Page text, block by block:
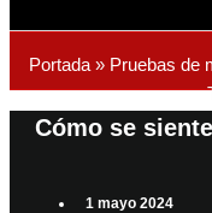
Portada» Pruebas de
Cómo se
1 mayo 2024